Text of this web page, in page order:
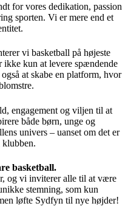
for vores dedikation, passion
sporten. Vi er mere end et
vi basketball på højeste
ikke kun at levere spændende
at skabe en platform, hvor
engagement og viljen til at
både børn, unge og
univers – uanset om det er
klubben.
basketball.
og vi inviterer alle til at være
stemning, som kun
løfte Sydfyn til nye højder!